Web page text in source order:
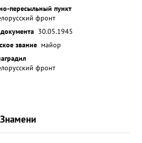
пересыльный пункт
фронт
30.05.1945
звание майор
фронт